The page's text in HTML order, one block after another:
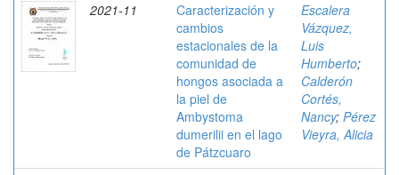
2021-11
Caracterización y
cambios
estacionales de la
comunidad de
hongos asociada a
la piel de
Ambystoma
dumerilii en el lago
de Pátzcuaro
Escalera
Vázquez,
Luis
Humberto;
Calderón
Cortés,
Nancy; Pérez
Vieyra, Alicia